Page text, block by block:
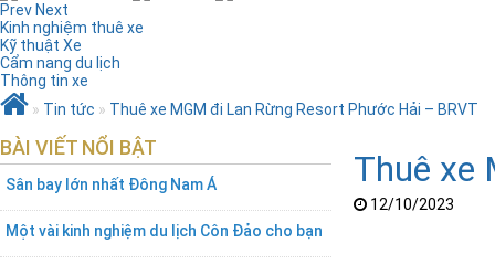
Prev Next
Kinh nghiệm thuê xe
Kỹ thuật Xe
Cẩm nang du lịch
Thông tin xe
» Tin tức » Thuê xe MGM đi Lan Rừng Resort Phước Hải – BRVT
BÀI VIẾT NỔI BẬT
Sân bay lớn nhất Đông Nam Á
Một vài kinh nghiệm du lịch Côn Đảo cho bạn
Thuê xe
12/10/2023